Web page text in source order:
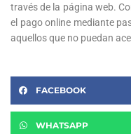
través de la página web.
el pago online mediante
aquellos que no puedan
FACEBOOK
WHATSAPP